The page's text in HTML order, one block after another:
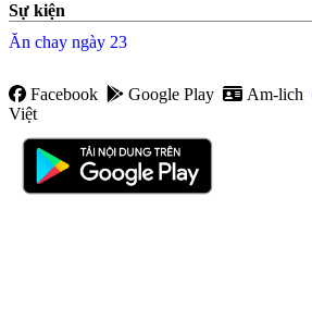
Sự kiện
Ăn chay ngày 23
Facebook Google Play Am-lich
Việt